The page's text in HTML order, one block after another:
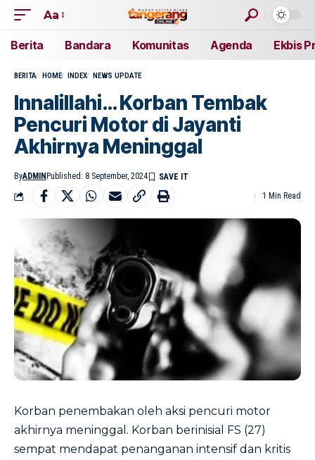
Aa
Berita Bandara Komunitas Agenda Ekbis
BERITA HOME INDEX NEWS UPDATE
Innalillahi… Korban Tembak
Pencuri Motor di Jayanti
Akhirnya Meninggal
ByADMIN Published: 8 September, 2024
1 Min Read
Korban penembakan oleh aksi pencuri motor
akhirnya meninggal. Korban berinisial FS (27)
sempat mendapat penanganan intensif dan kritis